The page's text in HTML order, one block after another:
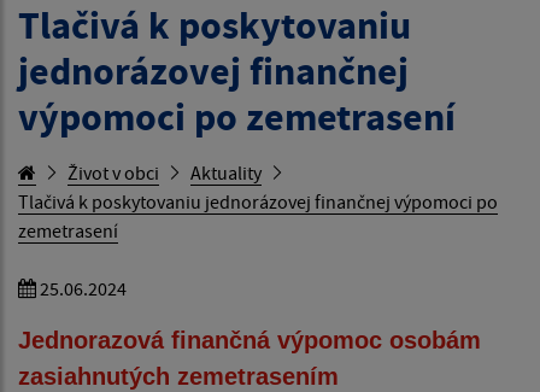
Tlačivá k poskytovaniu
jednorázovej finančnej
výpomoci po zemetrasení
Život v obci
Aktuality
Tlačivá k poskytovaniu jednorázovej finančnej výpomoci po
zemetrasení
25.06.2024
Jednorazová finančná výpomoc osobám
zasiahnutých zemetrasením